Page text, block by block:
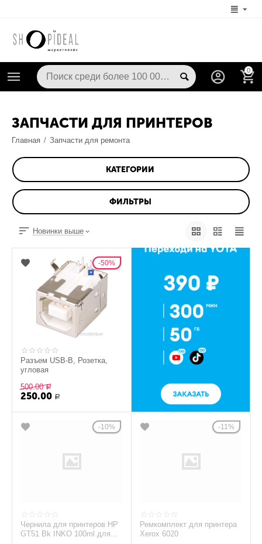
0
ЗАПЧАСТИ ДЛЯ ПРИНТЕРОВ
Главная / Запчасти для ремонта
КАТЕГОРИИ
ФИЛЬТРЫ
Новинки выше
50%
Разъем USB-B, Розетка,
угловая
500.00 Р
250.00 Р
10%
Чернила для принтеров HP
GT51 Bk INKO 100ml для
11%
Ремкомплект для принтера
Xerox 6020